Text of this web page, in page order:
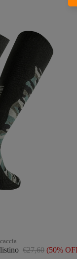
€27,60 (50%